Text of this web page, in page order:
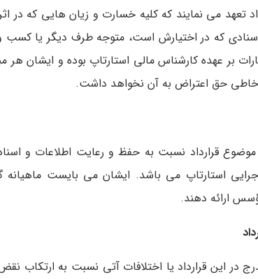
تعهد می نمایند که کلیه خسارت و زیان هایی که در
که در اختیارش است، متوجه طرف دیگر یا کسب
بر عهده کارشناس مالی استارتاپ بوده و ایشان هر
خاطی حق اعتراض به آن نخواهد داشت.
قرارداد نسبت به حفظ و رعایت اطلاعات و
استارتاپ می باشد. ایشان می بایست
ارائه دهند.
در این قرارداد یا اختلافات آتی نسبت به ارتکاب